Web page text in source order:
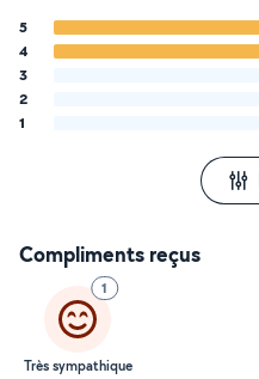
5
4
3
2
1
Compliments reçus
1
Très sympathique